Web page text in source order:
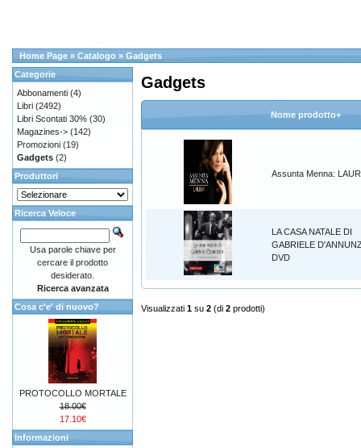
Home Page » Catalogo » Gadgets
Gadgets
Nome prodotto+
Assunta Menna:
LA CASA NATALE DI
GABRIELE
DVD
Visualizzati 1 su 2 (di 2 prodotti)
Categorie
Abbonamenti (4)
Libri (2492)
Libri Scontati 30% (30)
Magazines-> (142)
Promozioni (19)
Gadgets (2)
Produttori
Ricerca Veloce
Usa parole chiave per
cercare il prodotto
desiderato.
Ricerca avanzata
Cosa c'e' di nuovo?
PROTOCOLLO MORTALE
18.00€
17.10€
Informazioni